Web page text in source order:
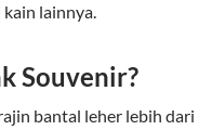
lainnya.
Souvenir?
bantal leher lebih dari